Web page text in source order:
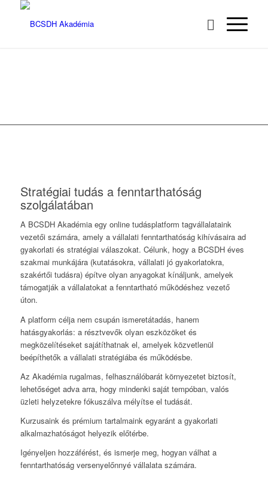
Stratégiai tudás a fenntarthatóság
szolgálatában
A BCSDH Akadémia egy online tudásplatform tagvállalataink
vezetői számára, amely a vállalati fenntarthatóság kihívásaira ad
gyakorlati és stratégiai válaszokat. Célunk, hogy a BCSDH éves
szakmai munkájára (kutatásokra, vállalati jó gyakorlatokra,
szakértői tudásra) építve olyan anyagokat kínáljunk, amelyek
támogatják a vállalatokat a fenntartható működéshez vezető
úton.
A platform célja nem csupán ismeretátadás, hanem
hatásgyakorlás: a résztvevők olyan eszközöket és
megközelítéseket sajátíthatnak el, amelyek közvetlenül
beépíthetők a vállalati stratégiába és működésbe.
Az Akadémia rugalmas, felhasználóbarát környezetet biztosít,
lehetőséget adva arra, hogy mindenki saját tempóban, valós
üzleti helyzetekre fókuszálva mélyítse el tudását.
Kurzusaink és prémium tartalmaink egyaránt a gyakorlati
alkalmazhatóságot helyezik előtérbe.
Igényeljen hozzáférést, és ismerje meg, hogyan válhat a
fenntarthatóság versenyelőnnyé vállalata számára.